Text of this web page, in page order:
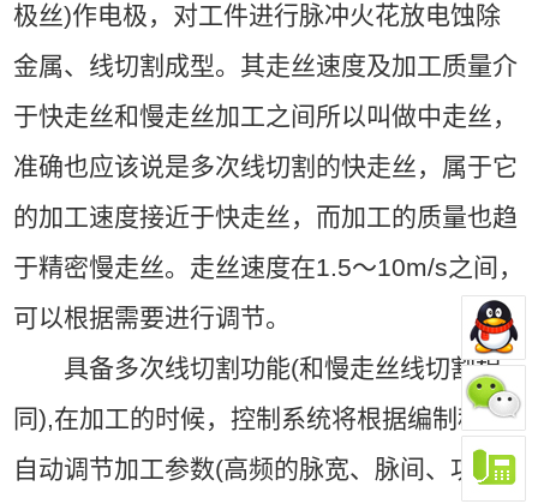
极丝)作电极，对工件进行脉冲火花放电蚀除
金属、线切割成型。其走丝速度及加工质量介
于快走丝和慢走丝加工之间所以叫做中走丝，
准确也应该说是多次线切割的快走丝，属于它
的加工速度接近于快走丝，而加工的质量也趋
于精密慢走丝。走丝速度在1.5～10m/s之间，
可以根据需要进行调节。
具备多次线切割功能(和慢走丝线切割相
同),在加工的时候，控制系统将根据编制程序
自动调节加工参数(高频的脉宽、脉间、功率